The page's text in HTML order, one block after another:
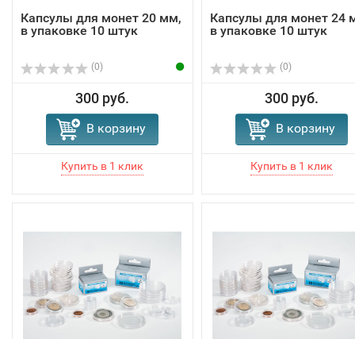
Капсулы для монет 20 мм,
в упаковке 10 штук
(0)
300 руб.
В корзину
Капсулы для монет 24
в упаковке 10 штук
(0)
300 руб.
В корзину